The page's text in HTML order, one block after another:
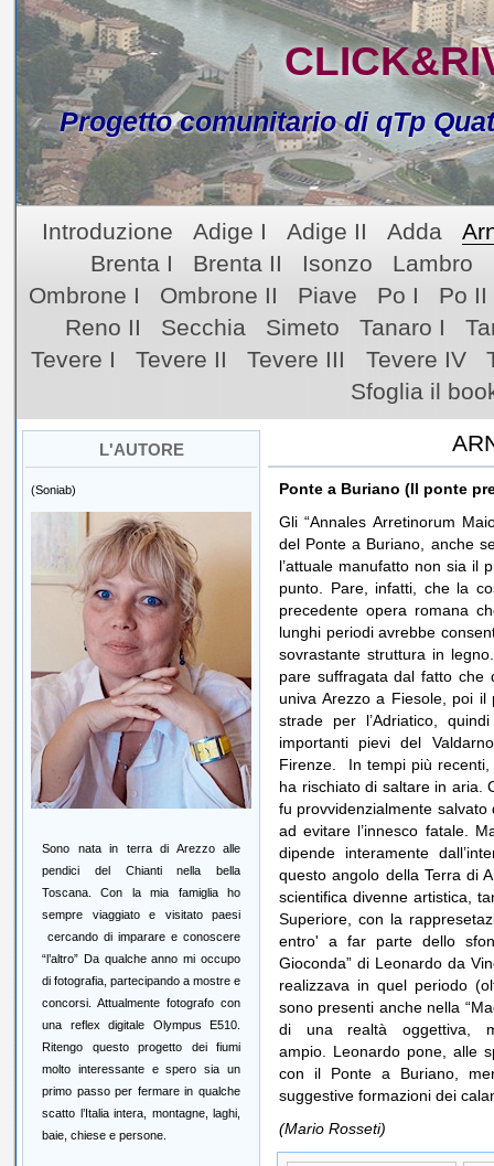
Progetto comunitario di qTp
Introduzione Adige I Adige II Adda
Brenta I
Brenta II Isonzo Lambro
Ombrone I
Ombrone II Piave Po I
Po II
Reno II
Secchia Simeto Tanaro I
Tevere I
Tevere II Tevere III Tevere IV
Sfoglia il
L'AUTORE
(Soniab)
Sono nata in terra di Arezzo alle
pendici del Chianti nella bella
Toscana. Con la mia famiglia ho
sempre viaggiato e visitato paesi
cercando di imparare e conoscere
“l’altro” Da qualche anno mi occupo
di fotografia, partecipando a mostre e
concorsi. Attualmente fotografo con
una reflex digitale Olympus E510.
Ritengo questo progetto dei fiumi
molto interessante e spero sia un
primo passo per fermare in qualche
scatto l’Italia intera, montagne, laghi,
baie, chiese e persone.
Ponte a Buriano (Il ponte
Gli “Annales Arretinorum
del Ponte a Buriano, anche
l’attuale manufatto non sia il
punto. Pare, infatti, che la
precedente opera romana
lunghi periodi avrebbe
sovrastante struttura in
pare suffragata dal fatto che
univa Arezzo a Fiesole, poi il
strade per l’Adriatico,
importanti pievi del
Firenze. In tempi più
ha rischiato di saltare in aria.
fu provvidenzialmente salvato
ad evitare l’innesco fatale.
dipende interamente
questo angolo della Terra di
scientifica divenne artistica,
Superiore, con la
entro' a far parte dello
Gioconda” di Leonardo da
realizzava in quel periodo
sono presenti anche nella
di una realtà oggettiva,
ampio. Leonardo pone, alle
con il Ponte a Buriano,
suggestive formazioni dei
(Mario Rosseti)